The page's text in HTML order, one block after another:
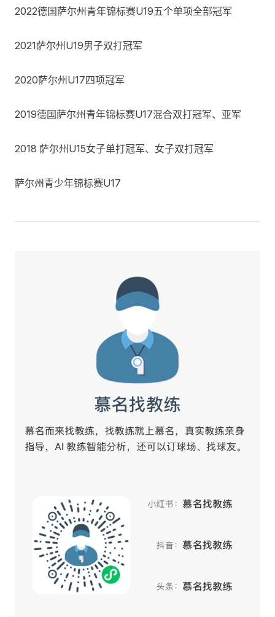
2022德国萨尔州青年锦标赛U19五个单项全部冠军
2021萨尔州U19男子双打冠军
2020萨尔州U17四项冠军
2019德国萨尔州青年锦标赛U17混合双打冠军、亚军
2018 萨尔州U15女子单打冠军、女子双打冠军
萨尔州青少年锦标赛U17